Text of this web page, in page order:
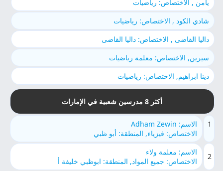
يامن , الاختصاص: رياضيات
شادي الكود , الاختصاص: رياضيات
داليا القاضى , الاختصاص: داليا القاضى
سيرين, الاختصاص: معلمة رياضيات
دينا ابراهيم, الاختصاص: رياضيات
أكثر 8 مدرسين شعبية في الإمارات
1
الاسم: Adham Zewin
الاختصاص: فيزياء, المنطقة: أبو ظبي
2
الاسم: معلمة ولاء
الاختصاص: جميع المواد, المنطقة: ابوظبي خليفة أ